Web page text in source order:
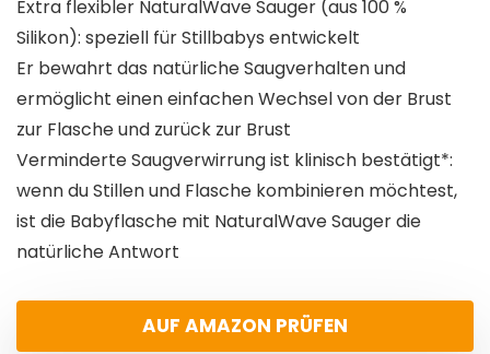
Extra flexibler NaturalWave Sauger (aus 100 %
Silikon): speziell für Stillbabys entwickelt
Er bewahrt das natürliche Saugverhalten und
ermöglicht einen einfachen Wechsel von der Brust
zur Flasche und zurück zur Brust
Verminderte Saugverwirrung ist klinisch bestätigt*:
wenn du Stillen und Flasche kombinieren möchtest,
ist die Babyflasche mit NaturalWave Sauger die
natürliche Antwort
AUF AMAZON PRÜFEN